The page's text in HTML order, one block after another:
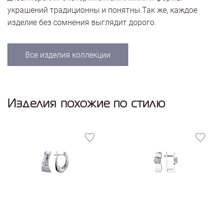
украшений традиционны и понятны.Так же, каждое
изделие без сомнения выглядит дорого.
Все изделия коллекции
Изделия похожие по стилю